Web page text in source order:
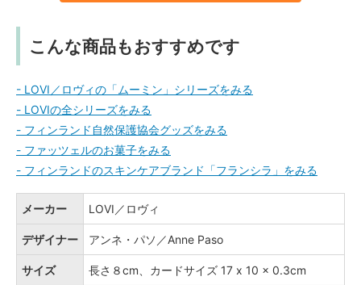
こんな商品もおすすめです
- LOVI／ロヴィの「ムーミン」シリーズをみる
- LOVIの全シリーズをみる
- フィンランド自然保護協会グッズをみる
- ファッツェルのお菓子をみる
- フィンランドのスキンケアブランド「フランシラ」をみる
メーカー LOVI／ロヴィ
デザイナー アンネ・パソ／Anne Paso
サイズ 長さ８cm、カードサイズ 17 x 10 x 0.3cm